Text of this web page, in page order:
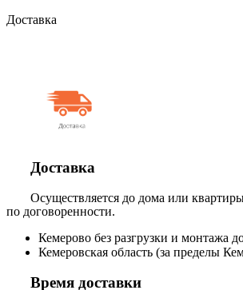
Доставка
Доставка
Осуществляется до дома или
по договоренности.
Кемерово без разгрузки и монтажа
Кемеровская область (за пределы
Время доставки